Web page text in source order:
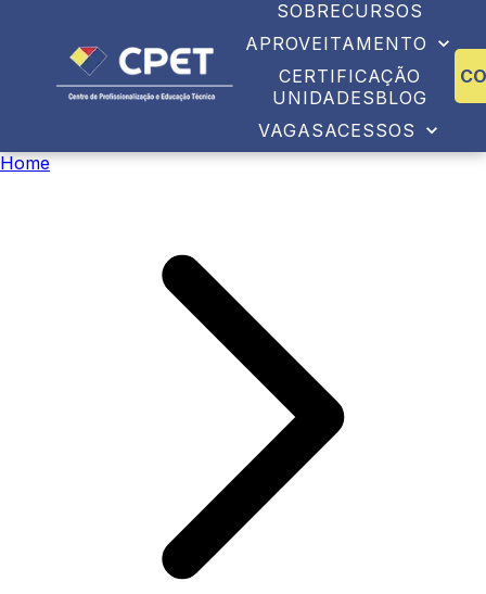
SOBRECURSOS
APROVEITAMENTO
CERTIFICAÇÃO
UNIDADESBLOG
VAGASACESSOS
Home